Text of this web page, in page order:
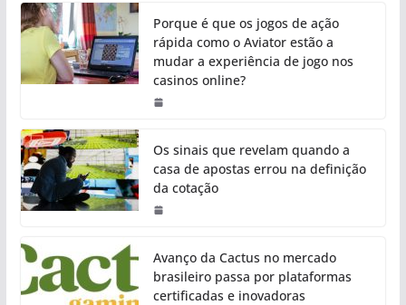
Porque é que os jogos de ação
rápida como o Aviator estão a
mudar a experiência de jogo nos
casinos online?
Os sinais que revelam quando a
casa de apostas errou na definição
da cotação
Avanço da Cactus no mercado
brasileiro passa por plataformas
certificadas e inovadoras